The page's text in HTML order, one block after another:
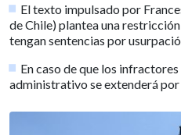
El texto impulsado por
de Chile) plantea una
tengan sentencias por
En caso de que los
administrativo se extenderá por